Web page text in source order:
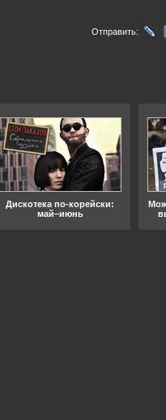
Отправить:
Дискотека по-корейски:
май–июнь